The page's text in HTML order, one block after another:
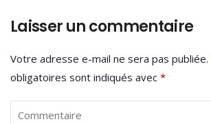
Laisser un commentaire
Votre adresse e-mail ne sera pas publiée.
obligatoires sont indiqués avec *